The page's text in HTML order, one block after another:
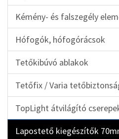
Kémény- és falszegély
Hófogók, hófogórácsok
Tetőkibúvó ablakok
Tetőfix / Varia
TopLight átvilágító
Lapostető kiegészítők